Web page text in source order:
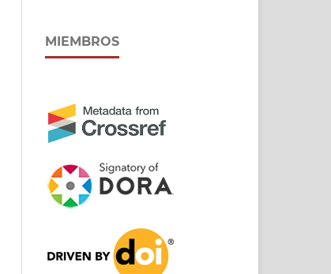
MIEMBROS